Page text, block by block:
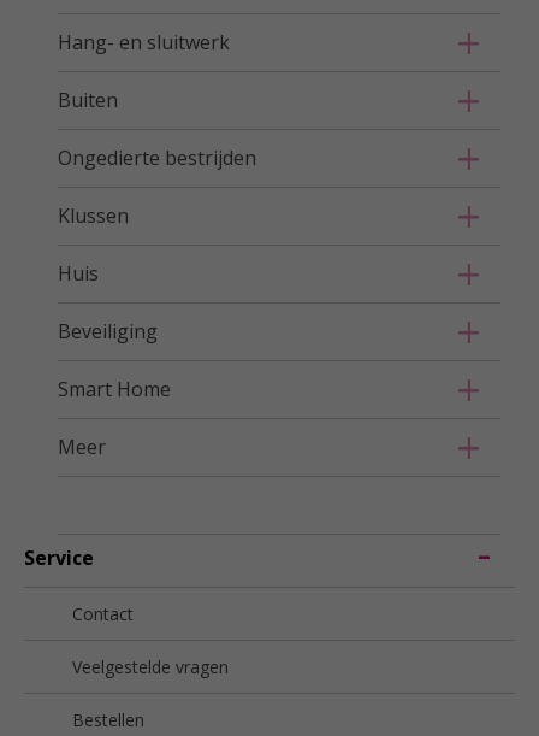
Hang- en sluitwerk
Buiten
Ongedierte bestrijden
Klussen
Huis
Beveiliging
Smart Home
Meer
Service
Contact
Veelgestelde vragen
Bestellen